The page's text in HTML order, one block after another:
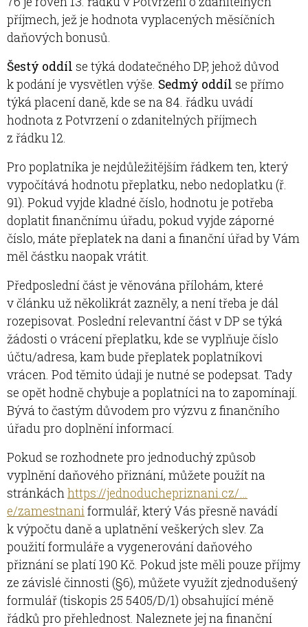
příjmech, jež je hodnota vyplacených měsíčních
daňových bonusů.
Šestý oddíl se týká dodatečného DP, jehož důvod
k podání je vysvětlen výše. Sedmý oddíl se přímo
týká placení daně, kde se na 84. řádku uvádí
hodnota z Potvrzení o zdanitelných příjmech
z řádku 12.
Pro poplatníka je nejdůležitějším řádkem ten, který
vypočítává hodnotu přeplatku, nebo nedoplatku (ř.
91). Pokud vyjde kladné číslo, hodnotu je potřeba
doplatit finančnímu úřadu, pokud vyjde záporné
číslo, máte přeplatek na dani a finanční úřad by Vám
měl částku naopak vrátit.
Předposlední část je věnována přílohám, které
v článku už několikrát zazněly, a není třeba je dál
rozepisovat. Poslední relevantní část v DP se týká
žádosti o vrácení přeplatku, kde se vyplňuje číslo
účtu/adresa, kam bude přeplatek poplatníkovi
vrácen. Pod těmito údaji je nutné se podepsat. Tady
se opět hodně chybuje a poplatníci na to zapomínají.
Bývá to častým důvodem pro výzvu z finančního
úřadu pro doplnění informací.
Pokud se rozhodnete pro jednoduchý způsob
vyplnění daňového přiznání, můžete použít na
stránkáchhttps://jednoduchepriznani.cz/…
e/zamestnaniformulář, který Vás přesně navádí
k výpočtu daně a uplatnění veškerých slev. Za
použití formuláře a vygenerování daňového
přiznání se platí 190 Kč. Pokud jste měli pouze příjmy
ze závislé činnosti (§6), můžete využít zjednodušený
formulář (tiskopis 25 5405/D/1) obsahující méně
řádků pro přehlednost. Naleznete jej na finanční